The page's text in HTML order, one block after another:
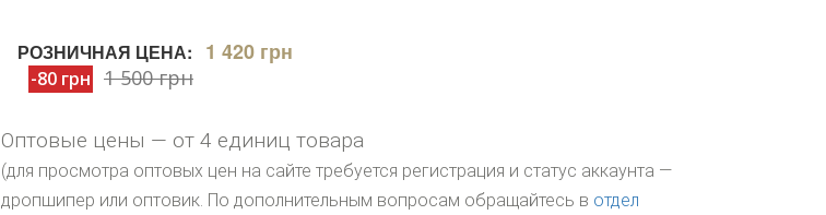
РОЗНИЧНАЯ ЦЕНА: 1 420 грн
-80 грн 1 500 грн
Оптовые цены — от 4 единиц товара
(для просмотра оптовых цен на сайте требуется регистрация и статус аккаунта —
дропшипер или оптовик. По дополнительным вопросам обращайтесь в отдел